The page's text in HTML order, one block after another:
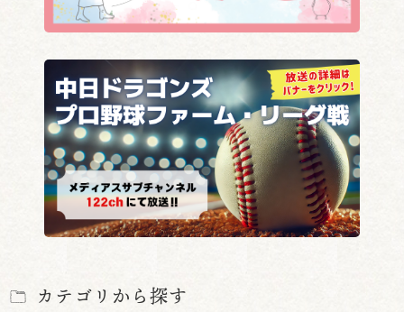
カテゴリから探す